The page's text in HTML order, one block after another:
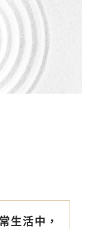
生活中，